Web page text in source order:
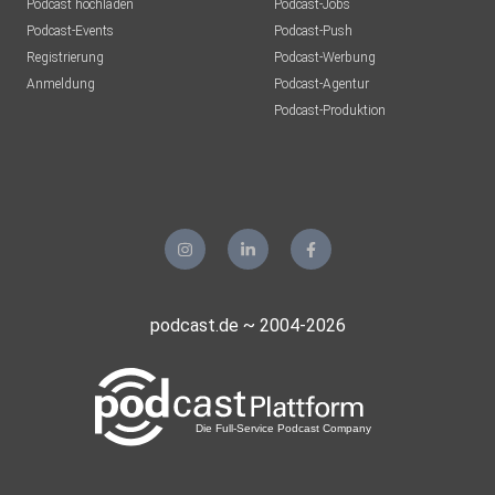
Dieser Podcast wurde bearbeitet von: Denise
Berger https://www.movecut.at
Podcast hochladen
Podcast-Events
Registrierung
Anmeldung
Podcast-Jobs
Podcast-Push
Podcast-Werbung
Podcast-Agentur
Podcast-Produktion
podcast.de ~ 2004-2026